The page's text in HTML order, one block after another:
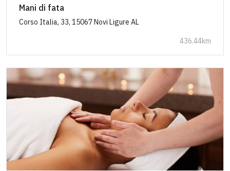
Mani di fata
Corso Italia, 33, 15067 Novi Ligure AL
436.44km